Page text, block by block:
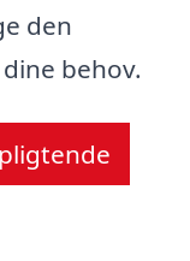
den
behov.